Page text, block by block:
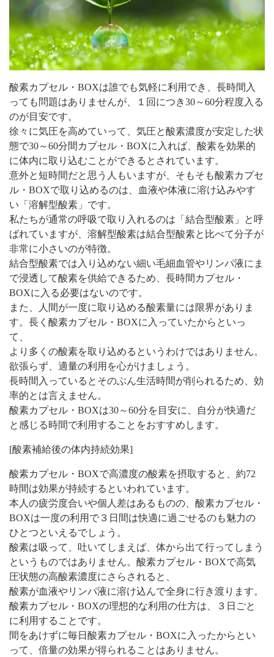
酸素カプセル・BOXは誰でも気軽に利用でき、長時間入
っても問題はありませんが、１回につき30～60分程度入る
のが目安です。
徐々に気圧を高めていって、気圧と酸素濃度が安定した状
態で30～60分間カプセル・BOXに入れば、酸素を効果的
に体内に取り込むことができるとされています。
意外と短時間だと思う人もいますが、そもそも酸素カプセ
ル・BOXで取り込めるのは、血液や体液に溶け込みやす
い「溶解型酸素」です。
私たちが通常の呼吸で取り入れるのは「結合型酸素」と呼
ばれていますが、溶解型酸素は結合型酸素と比べて分子が
非常に小さいのが特徴。
結合型酸素では入り込めない細い毛細血管やリンパ液にま
で浸透して酸素を供給できるため、長時間カプセル・
BOXに入る必要はないのです。
また、人間が一度に取り込める酸素量には限界がありま
す。長く酸素カプセル・BOXに入っていたからといっ
て、
より多くの酸素を取り込めるというわけではありません。
欲張らず、適量の利用を心がけましょう。
長時間入っているとそのぶん生活時間が削られるため、効
率的とは言えません。
酸素カプセル・BOXは30～60分を目安に、自分が快適だ
と感じる時間で利用することをおすすめします。
[酸素補給後の体内持続効果]
酸素カプセル・BOXで高濃度の酸素を摂取すると、約72
時間は効果が持続するといわれています。
本人の疲労度合いや個人差はあるものの、酸素カプセル・
BOXは一度の利用で３日間は快適に過ごせるのも魅力の
ひとつといえるでしょう。
酸素は吸って、吐いてしまえば、体から出て行ってしまう
というものではありません。酸素カプセル・BOXで高気
圧状態の高酸素濃度にさらされると、
酸素が血液やリンパ液に溶け込んで全身に行き渡ります。
酸素カプセル・BOXの理想的な利用の仕方は、３日ごと
に利用することです。
間をあけずに毎日酸素カプセル・BOXに入ったからとい
って、倍量の効果が得られることはありません。